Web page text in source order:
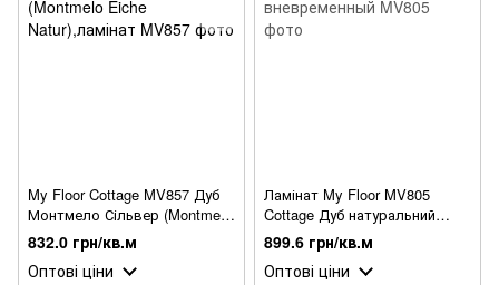
My Floor Cottage MV857 Дуб
Монтмело Сільвер (Montmelo
Eiche Natur),ламінат
832.0 грн/кв.м
Оптові ціни
Ламінат My Floor MV805
Cottage Дуб натуральний
вневременный
899.6 грн/кв.м
Оптові ціни